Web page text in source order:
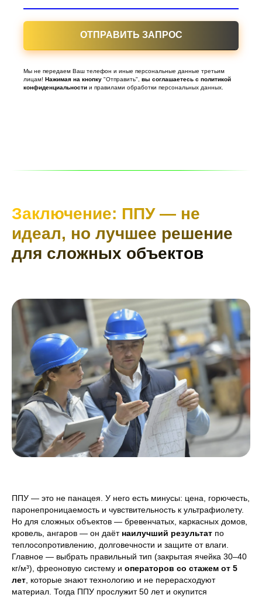
ОТПРАВИТЬ ЗАПРОС
Мы не передаем Ваш телефон и иные персональные данные третьим
лицам! Нажимая на кнопку "Отправить", вы соглашаетесь с политикой
конфиденциальности и правилами обработки персональных данных.
Заключение: ППУ — не
идеал, но лучшее решение
для сложных объектов
ППУ — это не панацея. У него есть минусы: цена, горючесть,
паронепроницаемость и чувствительность к ультрафиолету.
Но для сложных объектов — бревенчатых, каркасных домов,
кровель, ангаров — он даёт наилучший результат по
теплосопротивлению, долговечности и защите от влаги.
Главное — выбрать правильный тип (закрытая ячейка 30–40
кг/м³), фреоновую систему и операторов со стажем от 5
лет , которые знают технологию и не перерасходуют
материал. Тогда ППУ прослужит 50 лет и окупится